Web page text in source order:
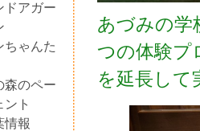
ドアガー
ちゃんた
森のペー
ント
情報
あづみの学
つの体験プ
を延長して